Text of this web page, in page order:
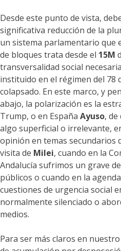
Desde este punto de vista,
significativa reducción de la
un sistema parlamentario que
de bloques trata desde el 15M
transversalidad social
instituido en el régimen del 78
colapsado. En este marco, y
abajo, la polarización es la
Trump, o en España Ayuso,
algo superficial o irrelevante,
opinión en temas secundarios
visita de Milei, cuando en la
Andalucía sufrimos un grave
públicos o cuando en la
cuestiones de urgencia social
normalmente silenciado o
medios.
Para ser más claros en